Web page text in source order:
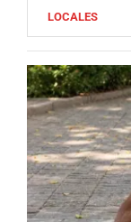
LOCALES